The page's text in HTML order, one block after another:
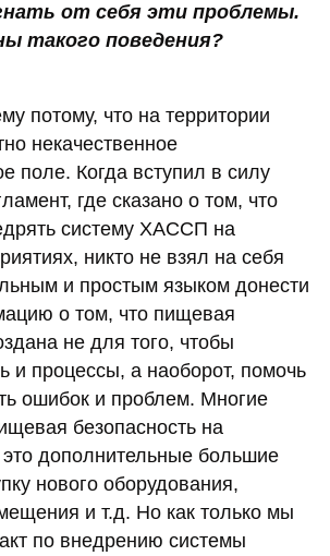
от себя эти проблемы.
такого поведения?
потому, что на территории
некачественное
поле. Когда вступил в силу
где сказано о том, что
систему ХАССП на
никто не взял на себя
и простым языком донести
о том, что пищевая
не для того, чтобы
и процессы, а наоборот, помочь
ошибок и проблем. Многие
безопасность на
это дополнительные большие
нового оборудования,
и т.д. Но как только мы
по внедрению системы